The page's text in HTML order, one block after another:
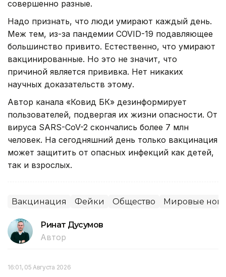
совершенно разные.
Надо признать, что люди умирают каждый день.
Меж тем, из-за пандемии COVID-19 подавляющее
большинство привито. Естественно, что умирают
вакцинированные. Но это не значит, что
причиной является прививка. Нет никаких
научных доказательств этому.
Автор канала «Ковид БК» дезинформирует
пользователей, подвергая их жизни опасности. От
вируса SARS-CoV-2 скончались более 7 млн
человек. На сегодняшний день только вакцинация
может защитить от опасных инфекций как детей,
так и взрослых.
Вакцинация Фейки Общество Мировые
Ринат Дусумов
Автор
16:01, 05 Августа 2026